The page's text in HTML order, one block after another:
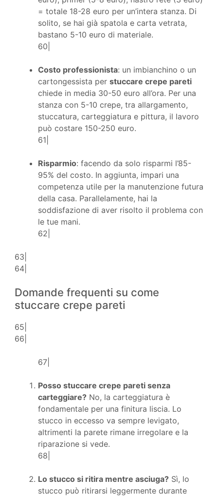
= totale 18-28 euro per un’intera stanza. Di
solito, se hai già spatola e carta vetrata,
bastano 5-10 euro di materiale.
60|
Costo professionista: un imbianchino o un
cartongessista per stuccare crepe pareti
chiede in media 30-50 euro all’ora. Per una
stanza con 5-10 crepe, tra allargamento,
stuccatura, carteggiatura e pittura, il lavoro
può costare 150-250 euro.
61|
Risparmio: facendo da solo risparmi l’85-
95% del costo. In aggiunta, impari una
competenza utile per la manutenzione futura
della casa. Parallelamente, hai la
soddisfazione di aver risolto il problema con
le tue mani.
62|
63|
64|
Domande frequenti su come
stuccare crepe pareti
65|
66|
67|
Posso stuccare crepe pareti senza
carteggiare? No, la carteggiatura è
fondamentale per una finitura liscia. Lo
stucco in eccesso va sempre levigato,
altrimenti la parete rimane irregolare e la
riparazione si vede.
68|
Lo stucco si ritira mentre asciuga? Sì, lo
stucco può ritirarsi leggermente durante